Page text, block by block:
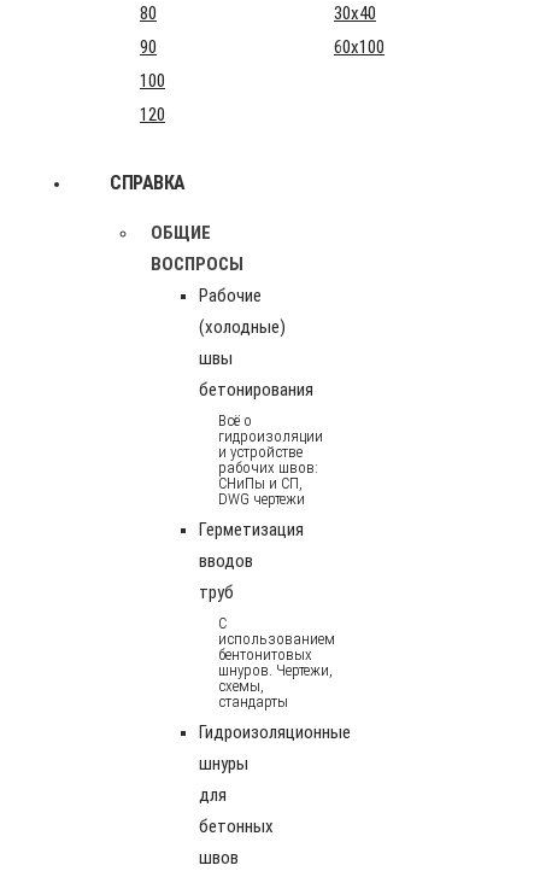
80
30x40
90
60x100
100
120
СПРАВКА
ОБЩИЕ
ВОСПРОСЫ
Рабочие
(холодные)
швы
бетонирования
Всё о
гидроизоляции
и устройстве
рабочих швов:
СНиПы и СП,
DWG чертежи
Герметизация
вводов
труб
С
использованием
бентонитовых
шнуров. Чертежи,
схемы,
стандарты
Гидроизоляционные
шнуры
для
бетонных
швов